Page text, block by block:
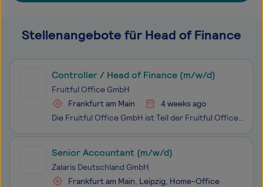
Stellenangebote für Head of Finance
Controller / Head of Finance (m/w/d)
Fruitful Office GmbH
Frankfurt am Main
4 weeks ago
Die Fruitful Office GmbH ist Teil der Fruitful Office Group, Europas führendem Lieferservice für frisches Obst an den Arbeitsplatz. Wir versorgen Unternehmen aller Größen und Branchen im gesamten Bundesgebiet regelmäßig und fortlaufend mit handgepackten, saisonalen Obstkörben und sorgen damit für me
Senior Accountant (m/w/d)
Zalaris Deutschland GmbH
Frankfurt am Main, Leipzig, Home-Office